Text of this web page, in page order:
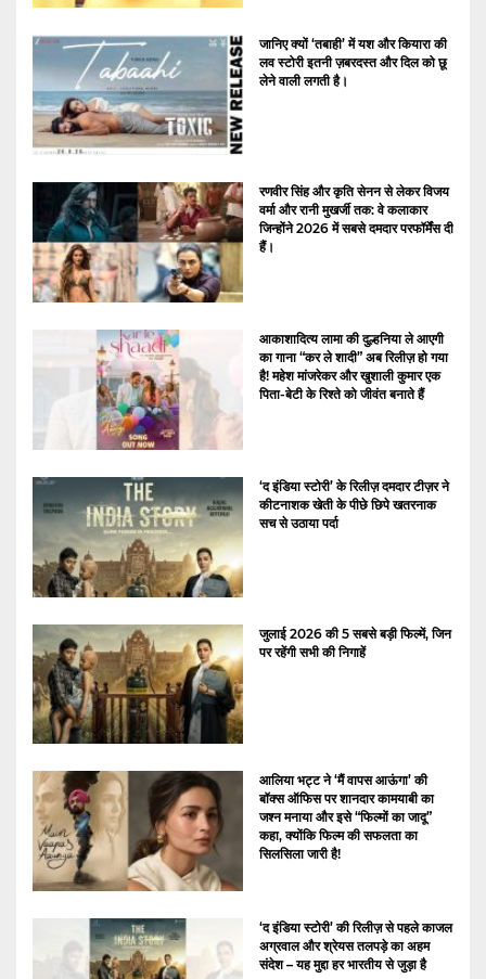
जानिए क्यों ‘तबाही’ में यश और कियारा की
लव स्टोरी इतनी ज़बरदस्त और दिल को छू
लेने वाली लगती है।
रणवीर सिंह और कृति सेनन से लेकर विजय
वर्मा और रानी मुखर्जी तक: वे कलाकार
जिन्होंने 2026 में सबसे दमदार परफॉर्मेंस दी
हैं।
आकाशादित्य लामा की दुल्हनिया ले आएगी
का गाना “कर ले शादी” अब रिलीज़ हो गया
है! महेश मांजरेकर और खुशाली कुमार एक
पिता-बेटी के रिश्ते को जीवंत बनाते हैं
‘द इंडिया स्टोरी’ के रिलीज़ दमदार टीज़र ने
कीटनाशक खेती के पीछे छिपे खतरनाक
सच से उठाया पर्दा
जुलाई 2026 की 5 सबसे बड़ी फिल्में, जिन
पर रहेंगी सभी की निगाहें
आलिया भट्ट ने ‘मैं वापस आऊंगा’ की
बॉक्स ऑफिस पर शानदार कामयाबी का
जश्न मनाया और इसे “फिल्मों का जादू”
कहा, क्योंकि फिल्म की सफलता का
सिलसिला जारी है!
‘द इंडिया स्टोरी’ की रिलीज़ से पहले काजल
अग्रवाल और श्रेयस तलपड़े का अहम
संदेश – यह मुद्दा हर भारतीय से जुड़ा है